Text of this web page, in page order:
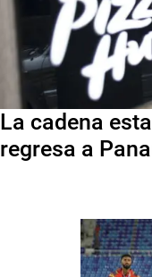
La cadena
regresa a